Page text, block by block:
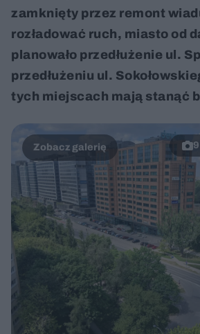
zamknięty przez remont
rozładować ruch, miasto od
planowało przedłużenie ul.
przedłużeniu ul.
tych miejscach mają stanąć
9